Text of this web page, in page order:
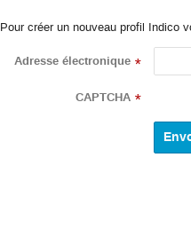
Pour créer un nouveau profil Indico
Adresse électronique *
CAPTCHA *